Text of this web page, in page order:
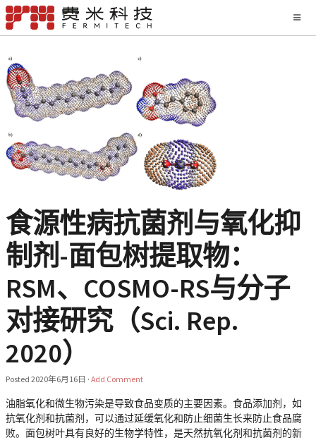
食源性病抗菌剂与氧化抑
制剂-面包树提取物：
RSM、COSMO-RS与分子
对接研究（Sci. Rep.
2020）
Posted 2020年6月16日 · Add Comment
油脂氧化和微生物污染是导致食品变质的主要因素。食品添加剂，如
抗氧化剂和抗菌剂，可以通过延缓氧化和防止细菌生长来防止食品腐
败。面包树叶具有良好的生物学特性，是天然抗氧化剂和抗菌剂的新